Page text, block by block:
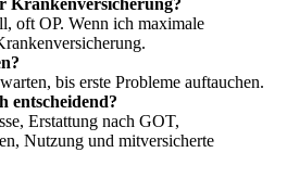
Krankenversicherung?
oft OP. Wenn ich maximale
bis erste Probleme auftauchen.
entscheidend?
Erstattung nach GOT,
Nutzung und mitversicherte